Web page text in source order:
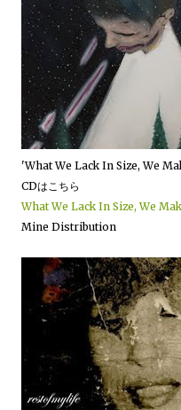
'What We Lack In Size, We
CDはこちら
What We Lack In Size, We
Mine Distribution